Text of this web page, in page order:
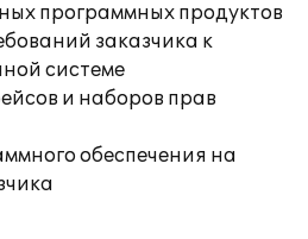
программных продуктов
заказчика к
системе
и наборов прав
обеспечения на